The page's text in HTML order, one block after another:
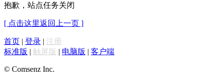
抱歉，站点任务关闭
[ 点击这里返回上一页 ]
首页 | 登录 | 注册
标准版 | 触屏版 | 电脑版 | 客户端
© Comsenz Inc.